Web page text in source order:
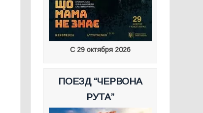
С 29 октября 2026
ПОЕЗД “ЧЕРВОНА
РУТА”